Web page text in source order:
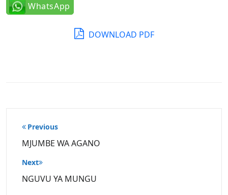
WhatsApp
DOWNLOAD PDF
Post
navigation
Previous
MJUMBE WA AGANO
Next
NGUVU YA MUNGU